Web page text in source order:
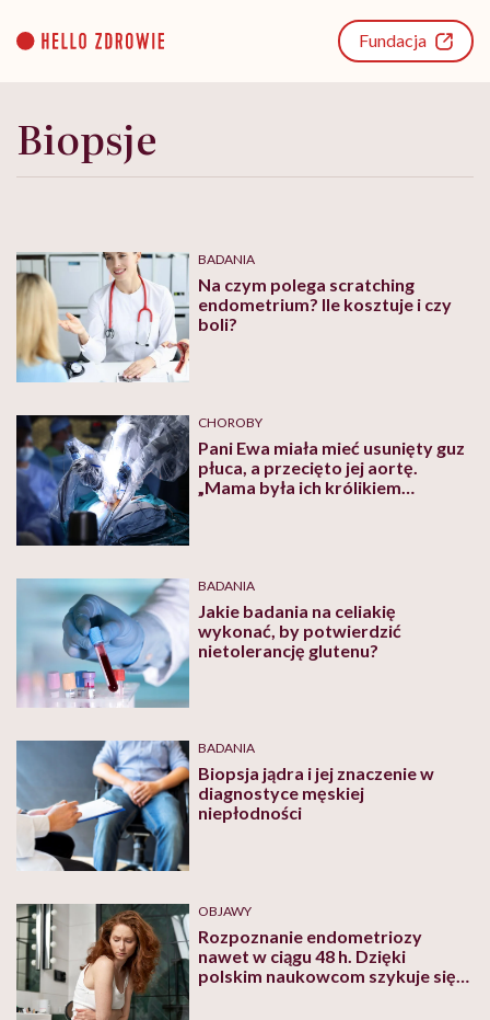
content
Fundacja
Biopsje
BADANIA
Na czym polega scratching
endometrium? Ile kosztuje i czy
boli?
CHOROBY
Pani Ewa miała mieć usunięty guz
płuca, a przecięto jej aortę.
„Mama była ich królikiem
BADANIA
Jakie badania na celiakię
wykonać, by potwierdzić
nietolerancję glutenu?
BADANIA
Biopsja jądra i jej znaczenie w
diagnostyce męskiej
niepłodności
OBJAWY
Rozpoznanie endometriozy
nawet w ciągu 48 h. Dzięki
polskim naukowcom szykuje się